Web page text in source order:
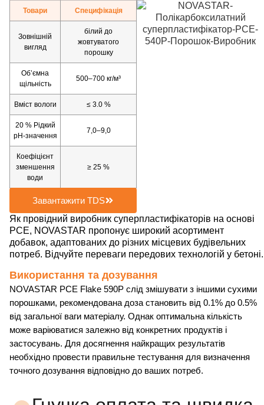
Товари Специфікація
Зовнішній
вигляд
білий до
жовтуватого
порошку
Об’ємна
щільність
500–700 кг/м³
Вміст вологи ≤ 3.0 %
20 % Рідкий
pH-значення
7,0–9,0
Коефіцієнт
зменшення
води
≥ 25 %
Завантажити TDS
Як провідний виробник суперпластифікаторів на основі
PCE, NOVASTAR пропонує широкий асортимент
добавок, адаптованих до різних місцевих будівельних
потреб. Відчуйте переваги передових технологій у бетоні.
Використання та дозування
NOVASTAR PCE Flake 590P слід змішувати з іншими сухими
порошками, рекомендована доза становить від 0.1% до 0.5%
від загальної ваги матеріалу. Однак оптимальна кількість
може варіюватися залежно від конкретних продуктів і
застосувань. Для досягнення найкращих результатів
необхідно провести правильне тестування для визначення
точного дозування відповідно до ваших потреб.